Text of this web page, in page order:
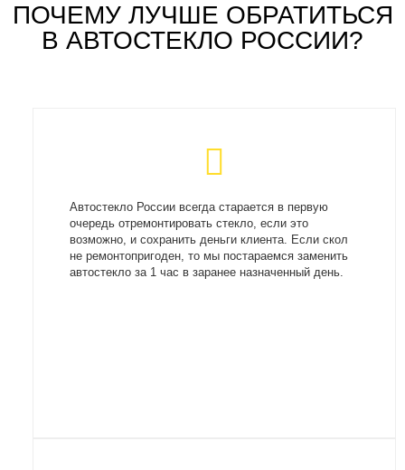
ПОЧЕМУ ЛУЧШЕ ОБРАТИТЬСЯ
В АВТОСТЕКЛО РОССИИ?
Автостекло России всегда старается в первую
очередь отремонтировать стекло, если это
возможно, и сохранить деньги клиента. Если скол
не ремонтопригоден, то мы постараемся заменить
автостекло за 1 час в заранее назначенный день.